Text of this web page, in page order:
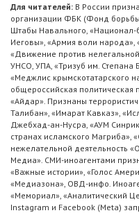
Для читателей: В России
организации ФБК (Фонд борьбы
Штабы Навального, «Национал-
Иеговы», «Армия воли
«Движение против
УНСО, УПА, «Тризуб им. Степана
«Меджлис крымскотатарского
общероссийская политическая
«Айдар». Признаны
Талибан», «Имарат Кавказ»,
Джебхад-ан-Нусра, «АУМ
странах исламского Магриба»,
нежелательной деятельность
Медиа». СМИ-иноагентами
«Важные истории», «Голос
«Медиазона», ОВД-инфо.
«Мемориал», «Аналитический
Instagram и Facebook (Metа)